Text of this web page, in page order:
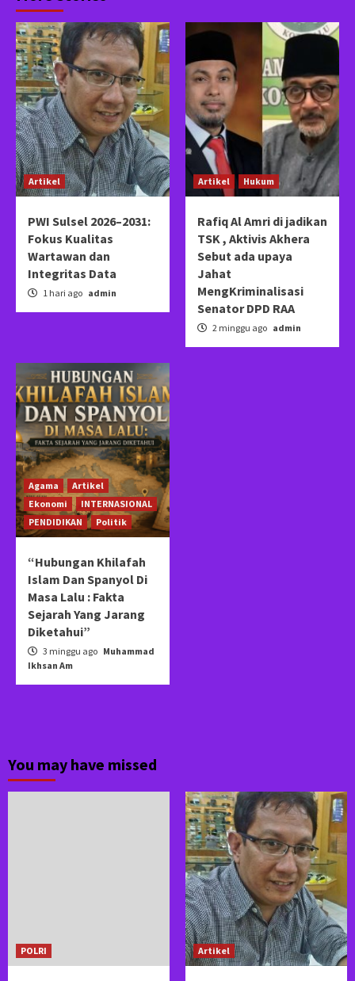
Artikel
PWI Sulsel 2026–2031:
Fokus Kualitas
Wartawan dan
Integritas Data
1 hari ago admin
Artikel Hukum
Rafiq Al Amri di jadikan
TSK , Aktivis Akhera
Sebut ada upaya
Jahat
MengKriminalisasi
Senator DPD RAA
2 minggu ago admin
Agama
Artikel
Ekonomi
INTERNASIONAL
PENDIDIKAN
Politik
“Hubungan Khilafah
Islam Dan Spanyol Di
Masa Lalu : Fakta
Sejarah Yang Jarang
Diketahui”
3 minggu ago Muhammad
Ikhsan Am
You may have missed
POLRI Artikel